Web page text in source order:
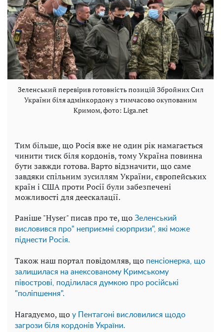
Зеленський перевірив готовність позицій Збройних Сил
України біля адмінкордону з тимчасово окупованим
Кримом, фото: Liga.net
Тим більше, що Росія вже не один рік намагається
чинити тиск біля кордонів, тому Україна повинна
бути завжди готова. Варто відзначити, що саме
завдяки спільним зусиллям України, європейських
країн і США проти Росії були забезпечені
можливості для деескалації.
Раніше "Hyser" писав про те, що Зеленський
висловився про" неприємні сюрпризи", які може
піднести Росія.
Також наш портал повідомляв, що пенсіонерка, що
залишилася на анексованому Кримському
півострові, поділилася думкою про російські
"поліпшення".
Нагадуємо, що у Пентагоні висловилися щодо
загрози біля кордонів України.